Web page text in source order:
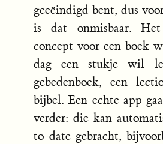
geeëindigd bent, dus
is dat onmisbaar.
concept voor een boek
dag een stukje wil
gebedenboek, een
bijbel. Een echte app
verder: die kan
to-date gebracht,